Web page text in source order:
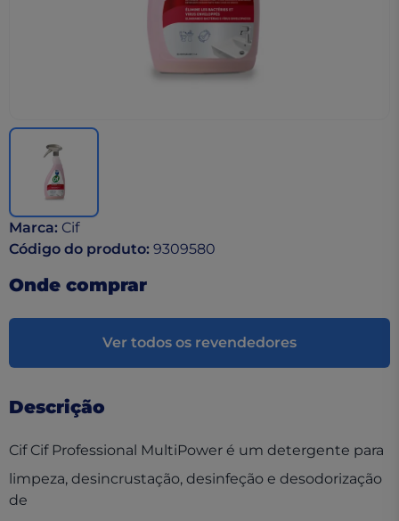
Marca: Cif
Código do produto: 9309580
Onde comprar
Ver todos os revendedores
Descrição
Cif Cif Professional MultiPower é um detergente para
limpeza, desincrustação, desinfeção e desodorização
de